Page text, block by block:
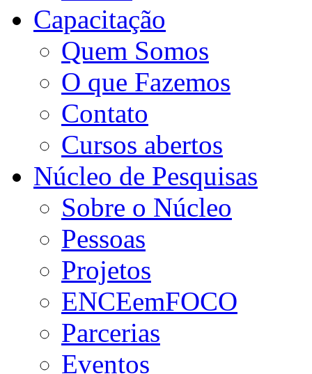
Capacitação
Quem Somos
O que Fazemos
Contato
Cursos abertos
Núcleo de Pesquisas
Sobre o Núcleo
Pessoas
Projetos
ENCEemFOCO
Parcerias
Eventos